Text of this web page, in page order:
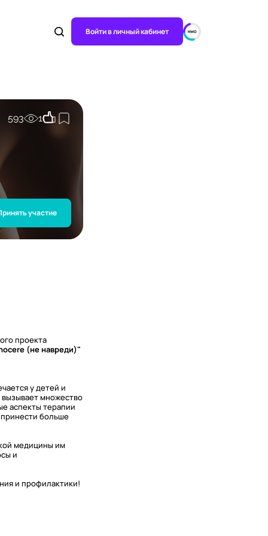
Войти в личный кабинет
593 1
участие
проекта
(не навреди)"
у детей и
множество
аспекты терапии
больше
медицины им
и
и профилактики!